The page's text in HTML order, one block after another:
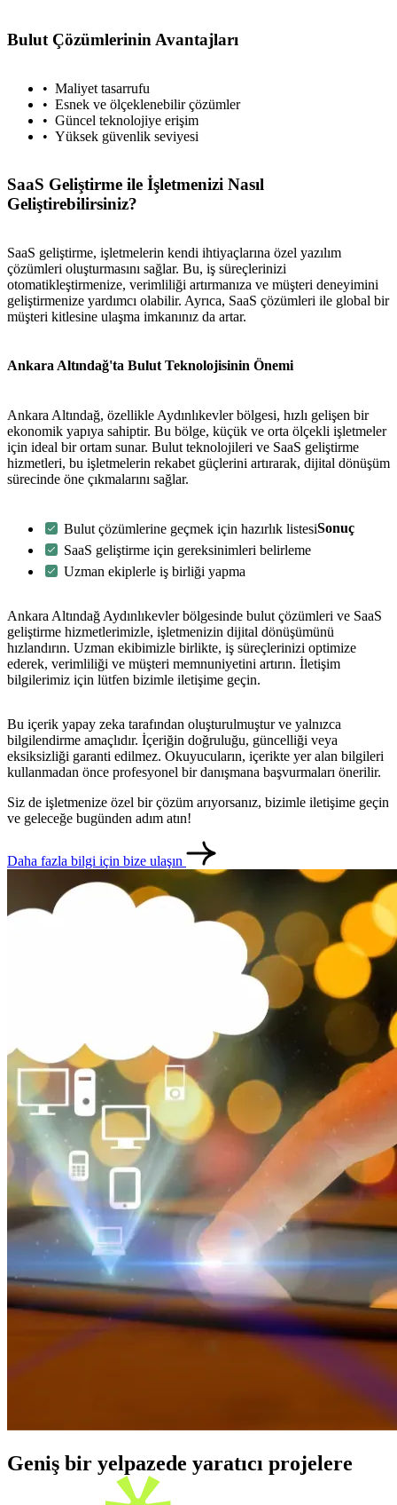
İletişim
Bulut Çözümlerinin Avantajları
Maliyet tasarrufu
Esnek ve ölçeklenebilir çözümler
Güncel teknolojiye erişim
Yüksek güvenlik seviyesi
SaaS Geliştirme ile İşletmenizi Nasıl
Geliştirebilirsiniz?
SaaS geliştirme, işletmelerin kendi ihtiyaçlarına özel yazılım
çözümleri oluşturmasını sağlar. Bu, iş süreçlerinizi
otomatikleştirmenize, verimliliği artırmanıza ve müşteri deneyimini
geliştirmenize yardımcı olabilir. Ayrıca, SaaS çözümleri ile global bir
müşteri kitlesine ulaşma imkanınız da artar.
Ankara Altındağ'ta Bulut Teknolojisinin Önemi
Ankara Altındağ, özellikle Aydınlıkevler bölgesi, hızlı gelişen bir
ekonomik yapıya sahiptir. Bu bölge, küçük ve orta ölçekli işletmeler
için ideal bir ortam sunar. Bulut teknolojileri ve SaaS geliştirme
hizmetleri, bu işletmelerin rekabet güçlerini artırarak, dijital dönüşüm
sürecinde öne çıkmalarını sağlar.
Bulut çözümlerine geçmek için hazırlık listesi
SaaS geliştirme için gereksinimleri belirleme
Uzman ekiplerle iş birliği yapma
Sonuç
Ankara Altındağ Aydınlıkevler bölgesinde bulut çözümleri ve SaaS
geliştirme hizmetlerimizle, işletmenizin dijital dönüşümünü
hızlandırın. Uzman ekibimizle birlikte, iş süreçlerinizi optimize
ederek, verimliliği ve müşteri memnuniyetini artırın. İletişim
bilgilerimiz için lütfen bizimle iletişime geçin.
Bu içerik yapay zeka tarafından oluşturulmuştur ve yalnızca
bilgilendirme amaçlıdır. İçeriğin doğruluğu, güncelliği veya
eksiksizliği garanti edilmez. Okuyucuların, içerikte yer alan bilgileri
kullanmadan önce profesyonel bir danışmana başvurmaları önerilir.
Siz de işletmenize özel bir çözüm arıyorsanız, bizimle iletişime geçin
ve geleceğe bugünden adım atın!
Daha fazla bilgi için bize ulaşın
Geniş bir yelpazede yaratıcı projelere